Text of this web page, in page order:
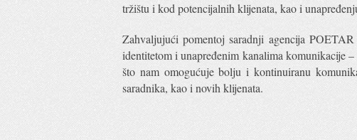
tržištu i kod potencijalnih klijenata, kao i
Zahvaljujući pomentoj saradnji agencija
identitetom i unapređenim kanalima komunikacije
što nam omogućuje bolju i kontinuiranu
saradnika, kao i novih klijenata.